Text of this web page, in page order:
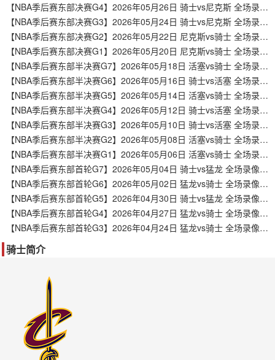
【NBA季后赛东部决赛G4】2026年05月26日 骑士vs尼克斯 全场录像在线回放
【NBA季后赛东部决赛G3】2026年05月24日 骑士vs尼克斯 全场录像在线回放
【NBA季后赛东部决赛G2】2026年05月22日 尼克斯vs骑士 全场录像在线回放
【NBA季后赛东部决赛G1】2026年05月20日 尼克斯vs骑士 全场录像在线回放
【NBA季后赛东部半决赛G7】2026年05月18日 活塞vs骑士 全场录像在线回放
【NBA季后赛东部半决赛G6】2026年05月16日 骑士vs活塞 全场录像在线回放
【NBA季后赛东部半决赛G5】2026年05月14日 活塞vs骑士 全场录像在线回放
【NBA季后赛东部半决赛G4】2026年05月12日 骑士vs活塞 全场录像在线回放
【NBA季后赛东部半决赛G3】2026年05月10日 骑士vs活塞 全场录像在线回放
【NBA季后赛东部半决赛G2】2026年05月08日 活塞vs骑士 全场录像在线回放
【NBA季后赛东部半决赛G1】2026年05月06日 活塞vs骑士 全场录像在线回放
【NBA季后赛东部首轮G7】2026年05月04日 骑士vs猛龙 全场录像在线回放
【NBA季后赛东部首轮G6】2026年05月02日 猛龙vs骑士 全场录像在线回放
【NBA季后赛东部首轮G5】2026年04月30日 骑士vs猛龙 全场录像在线回放
【NBA季后赛东部首轮G4】2026年04月27日 猛龙vs骑士 全场录像在线回放
【NBA季后赛东部首轮G3】2026年04月24日 猛龙vs骑士 全场录像在线回放
骑士简介